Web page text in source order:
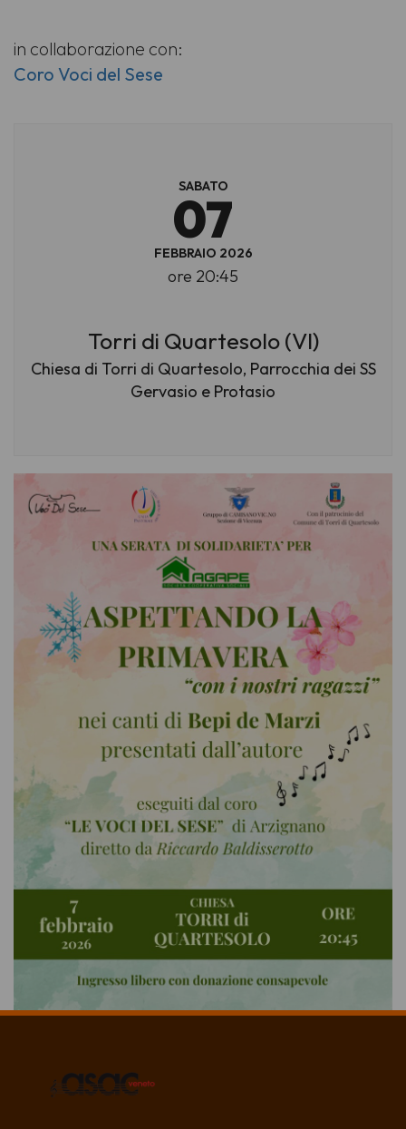
in collaborazione con:
Coro Voci del Sese
SABATO
07
FEBBRAIO 2026
ore 20:45
Torri di Quartesolo (VI)
Chiesa di Torri di Quartesolo, Parrocchia dei SS
Gervasio e Protasio